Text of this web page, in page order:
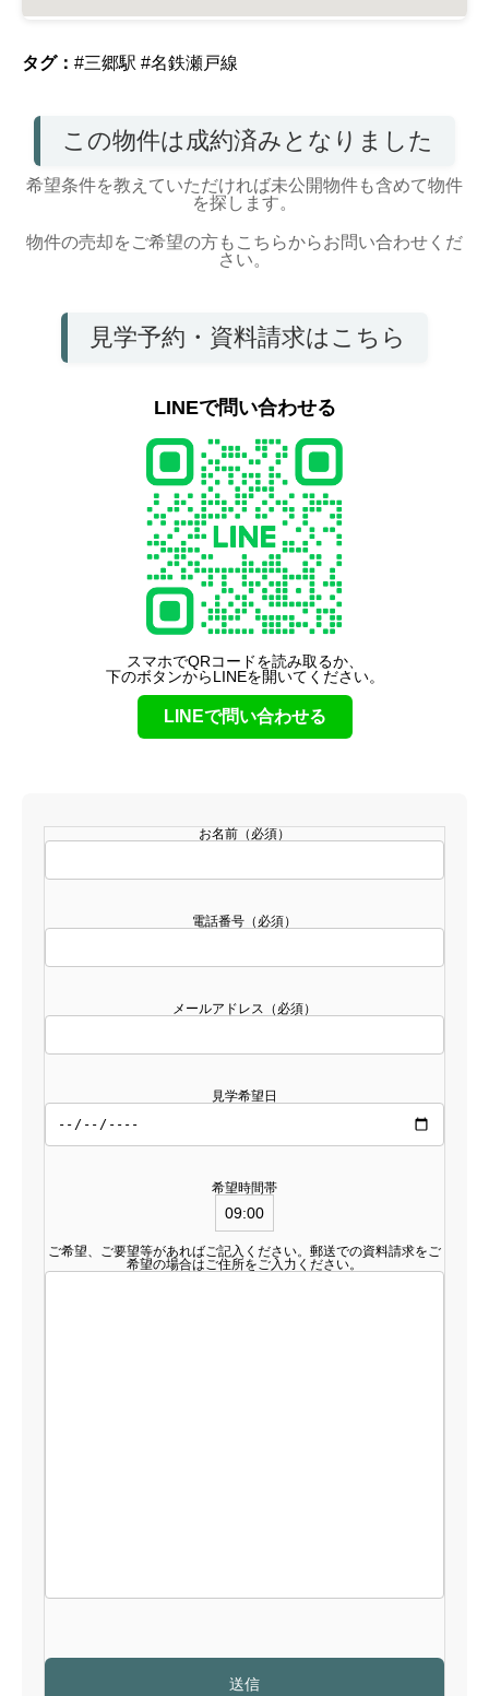
タグ： #三郷駅 #名鉄瀬戸線
この物件は成約済みとなりました
希望条件を教えていただければ未公開物件も含めて物件
を探します。
物件の売却をご希望の方もこちらからお問い合わせくだ
さい。
見学予約・資料請求はこちら
LINEで問い合わせる
スマホでQRコードを読み取るか、
下のボタンからLINEを開いてください。
LINEで問い合わせる
お名前（必須）
電話番号（必須）
メールアドレス（必須）
見学希望日
希望時間帯
ご希望、ご要望等があればご記入ください。郵送での資料請求をご
希望の場合はご住所をご入力ください。